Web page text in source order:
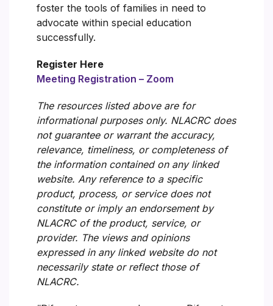
foster the tools of families in need to
advocate within special education
successfully.
Register Here
Meeting Registration – Zoom
The resources listed above are for
informational purposes only. NLACRC does
not guarantee or warrant the accuracy,
relevance, timeliness, or completeness of
the information contained on any linked
website. Any reference to a specific
product, process, or service does not
constitute or imply an endorsement by
NLACRC of the product, service, or
provider. The views and opinions
expressed in any linked website do not
necessarily state or reflect those of
NLACRC.